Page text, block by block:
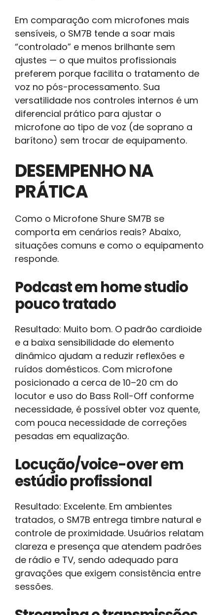
Em comparação com microfones mais
sensíveis, o SM7B tende a soar mais
“controlado” e menos brilhante sem
ajustes — o que muitos profissionais
preferem porque facilita o tratamento de
voz no pós-processamento. Sua
versatilidade nos controles internos é um
diferencial prático para ajustar o
microfone ao tipo de voz (de soprano a
barítono) sem trocar de equipamento.
DESEMPENHO NA
PRÁTICA
Como o Microfone Shure SM7B se
comporta em cenários reais? Abaixo,
situações comuns e como o equipamento
responde.
Podcast em home studio
pouco tratado
Resultado: Muito bom. O padrão cardioide
e a baixa sensibilidade do elemento
dinâmico ajudam a reduzir reflexões e
ruídos domésticos. Com microfone
posicionado a cerca de 10–20 cm do
locutor e uso do Bass Roll-Off conforme
necessidade, é possível obter voz quente,
com pouca necessidade de correções
pesadas em equalização.
Locução/voice-over em
estúdio profissional
Resultado: Excelente. Em ambientes
tratados, o SM7B entrega timbre natural e
controle de proximidade. Usuários relatam
clareza e presença que atendem padrões
de rádio e TV, sendo adequado para
gravações que exigem consistência entre
sessões.